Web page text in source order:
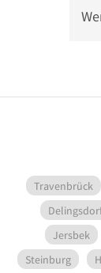
Travenbrück
Jersbek
Steinburg